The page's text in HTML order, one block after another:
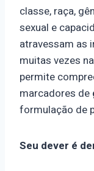
classe, raça,
sexual e
atravessam as
muitas vezes
permite
marcadores de
formulação de
Seu dever é